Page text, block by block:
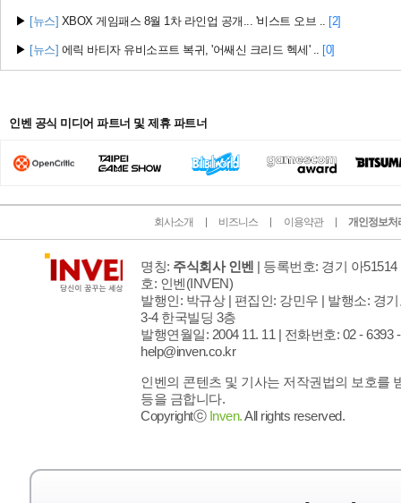
▶ [뉴스] XBOX 게임패스 8월 1차 라인업 공개... '비스트 오브 .. [2]
▶ [뉴스] 에릭 바티자 유비소프트 복귀, '어쌔신 크리드 헥세' .. [0]
인벤 공식 미디어 파트너 및 제휴 파트너
회사소개 비즈니스 이용약관 개인정보처
명칭: 주식회사 인벤 | 등록번호: 경기 아
호: 인벤(INVEN)
발행인: 박규상 | 편집인: 강민우 | 발행소: 경
3-4 한국빌딩 3층
발행연월일: 2004 11. 11 | 전화번호: 02 - 6393
help@inven.co.kr
인벤의 콘텐츠 및 기사는 저작권법의 보호를
등을 금합니다.
Copyrightⓒ Inven.All rights reserved.